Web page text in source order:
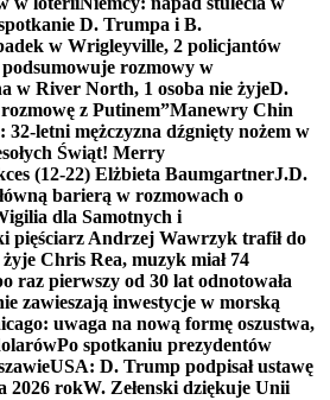
D. Trumpa i B.
w Wrigleyville, 2 policjantów
podsumowuje rozmowy w
w River North, 1 osoba nie żyjeD.
z Putinem”Manewry Chin
32-letni mężczyzna dźgnięty nożem w
Świąt! Merry
(12-22) Elżbieta BaumgartnerJ.D.
barierą w rozmowach o
dla Samotnych i
pięściarz Andrzej Wawrzyk trafił do
Chris Rea, muzyk miał 74
raz pierwszy od 30 lat odnotowała
zawieszają inwestycje w morską
uwaga na nową formę oszustwa,
Po spotkaniu prezydentów
USA: D. Trump podpisał ustawę
2026 rokW. Zełenski dziękuje Unii